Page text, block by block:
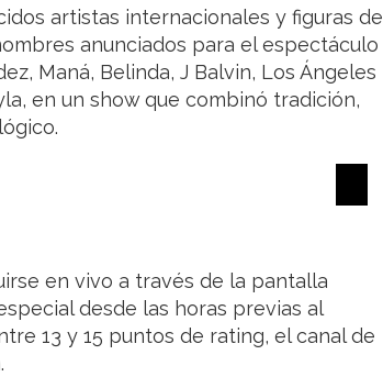
artistas internacionales y figuras de
anunciados para el espectáculo
Maná, Belinda, J Balvin, Los Ángeles
en un show que combinó tradición,
en vivo a través de la pantalla
desde las horas previas al
13 y 15 puntos de rating, el canal de